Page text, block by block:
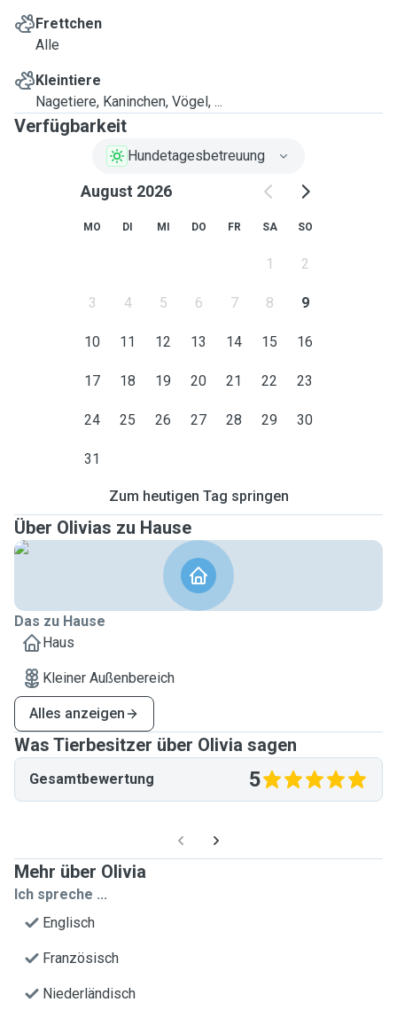
Frettchen
Alle
Kleintiere
Nagetiere, Kaninchen, Vögel, ...
Verfügbarkeit
Hundetagesbetreuung
August 2026
MO DI MI DO FR SA SO
1 2
3 4 5 6 7 8 9
10 11 12 13 14 15 16
17 18 19 20 21 22 23
24 25 26 27 28 29 30
31
Zum heutigen Tag springen
Über Olivias zu Hause
Das zu Hause
Haus
Kleiner Außenbereich
Alles anzeigen
Was Tierbesitzer über Olivia sagen
Gesamtbewertung 5
Mehr über Olivia
Ich spreche ...
Englisch
Französisch
Niederländisch